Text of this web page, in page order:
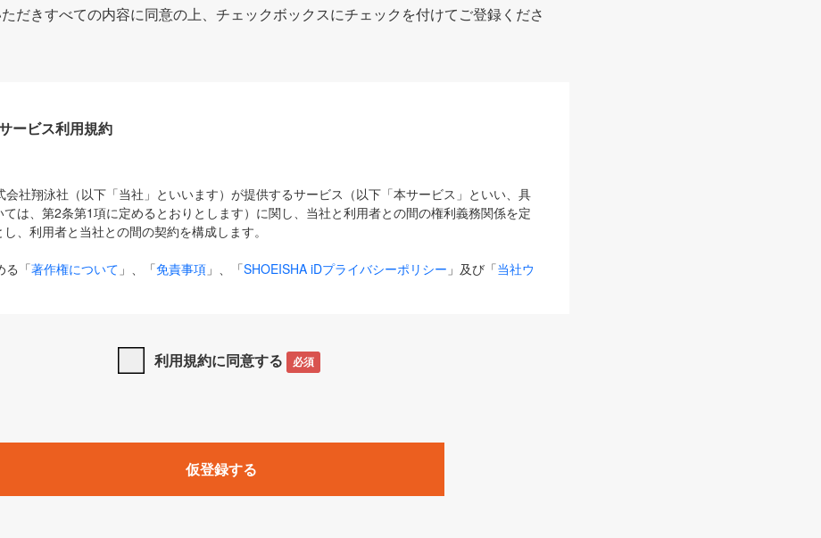
だきすべての内容に同意の上、チェックボックスにチェックを付けてご登録くださ
ービス利用規約
会社翔泳社（以下「当社」といいます）が提供するサービス（以下「本サービス」といい、具
は、第2条第1項に定めるとおりとします）に関し、当社と利用者との間の権利義務関係を定
、利用者と当社との間の契約を構成します。
る「著作権について 」、「免責事項 」、「SHOEISHA iDプライバシーポリシー 」及び「当社ウ
が優先して適用されるものとします。
とは、当社が提供する以下のサービス（名称や内容が変更された場合、変更後のサービスを含
らサービスに関連して当社が実施するイベントやキャンペーンをいいます。
」「CodeZine」「MarkeZine」「EnterpriseZine」「ECzine」「Biz/Zine」「HRzine」
利用規約に同意する 必須
仮登録する